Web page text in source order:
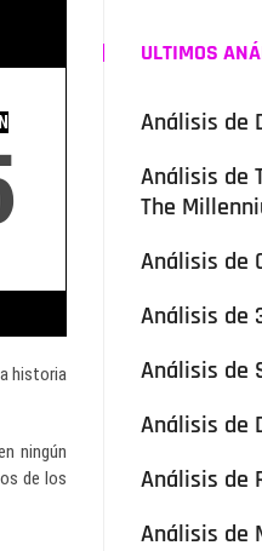
historia
ningún
de los
ULTIMOS
Análisis de
Análisis de
The
Análisis de
Análisis de
Análisis de
Análisis de
Análisis de
Análisis de